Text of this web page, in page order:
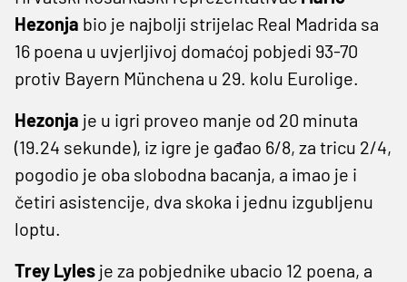
Hezonja bio je najbolji strijelac Real Madrida sa
16 poena u uvjerljivoj domaćoj pobjedi 93-70
protiv Bayern Münchena u 29. kolu Eurolige.
Hezonja je u igri proveo manje od 20 minuta
(19.24 sekunde), iz igre je gađao 6/8, za tricu 2/4,
pogodio je oba slobodna bacanja, a imao je i
četiri asistencije, dva skoka i jednu izgubljenu
loptu.
Trey Lyles je za pobjednike ubacio 12 poena, a